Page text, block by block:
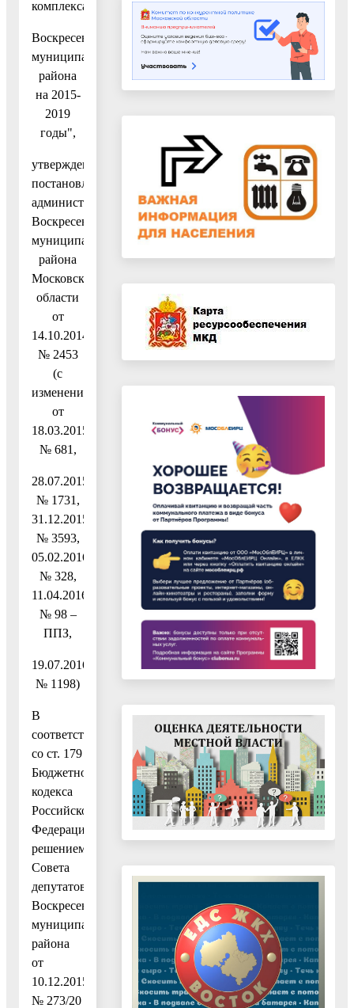
комплекса
Воскресенского
муниципального
района
на 2015-
2019
годы",
утвержденную
постановлением
администрации
Воскресенского
муниципального
района
Московской
области
от
14.10.2014
№ 2453
(с
изменениями
от
18.03.2015
№ 681,
28.07.2015
№ 1731,
31.12.2015
№ 3593,
05.02.2016
№ 328,
11.04.2016
№ 98 –
ППЗ,
19.07.2016
№ 1198)
В
соответствии
со ст. 179
Бюджетного
кодекса
Российской
Федерации,
решением
Совета
депутатов
Воскресенского
муниципального
района
от
10.12.2015
№ 273/20